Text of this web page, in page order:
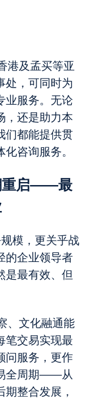
港及孟买等亚
处，可同时为
业服务。无论
，还是助力本
们都能提供贯
咨询服务。
重启——最
模，更关乎战
的企业领导者
是最有效、但
、文化融通能
笔交易实现最
问服务，更作
全周期——从
整合发展，